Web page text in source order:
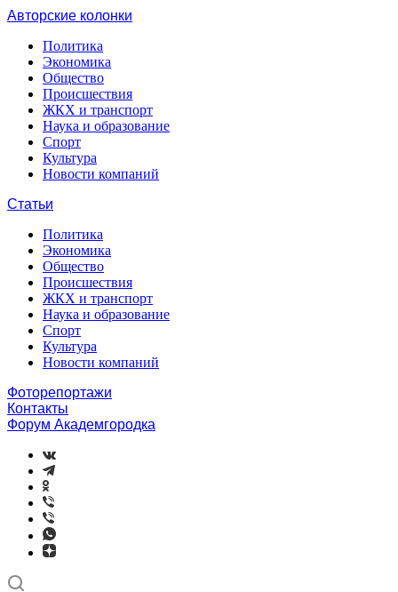
Авторские колонки
Политика
Экономика
Общество
Происшествия
ЖКХ и транспорт
Наука и образование
Спорт
Культура
Новости компаний
Статьи
Политика
Экономика
Общество
Происшествия
ЖКХ и транспорт
Наука и образование
Спорт
Культура
Новости компаний
Фоторепортажи
Контакты
Форум Академгородка